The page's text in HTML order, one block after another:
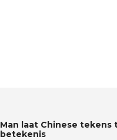
Man laat Chinese
betekenis